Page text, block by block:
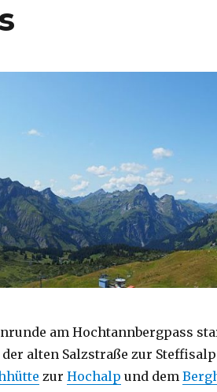
am Hochtannbergpass
alten Salzstraße zur
zur Hochalp und dem